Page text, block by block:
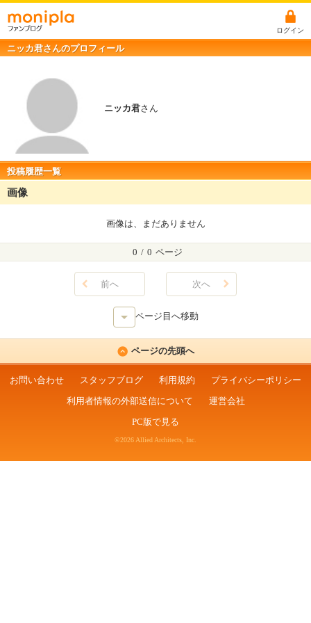
ログイン
ニッカ君さんのプロフィール
ニッカ君さん
投稿履歴一覧
画像
画像は、まだありません
0 / 0 ページ
前へ 次へ
ページ目へ移動
ページの先頭へ
お問い合わせ スタッフブログ 利用規約
プライバシーポリシー
利用者情報の外部送信について
運営会社
PC版で見る
©2026 Allied Architects, Inc.